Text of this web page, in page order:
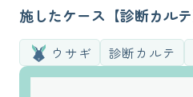
施したケース【診断カルテ
ウサギ 診断カルテ